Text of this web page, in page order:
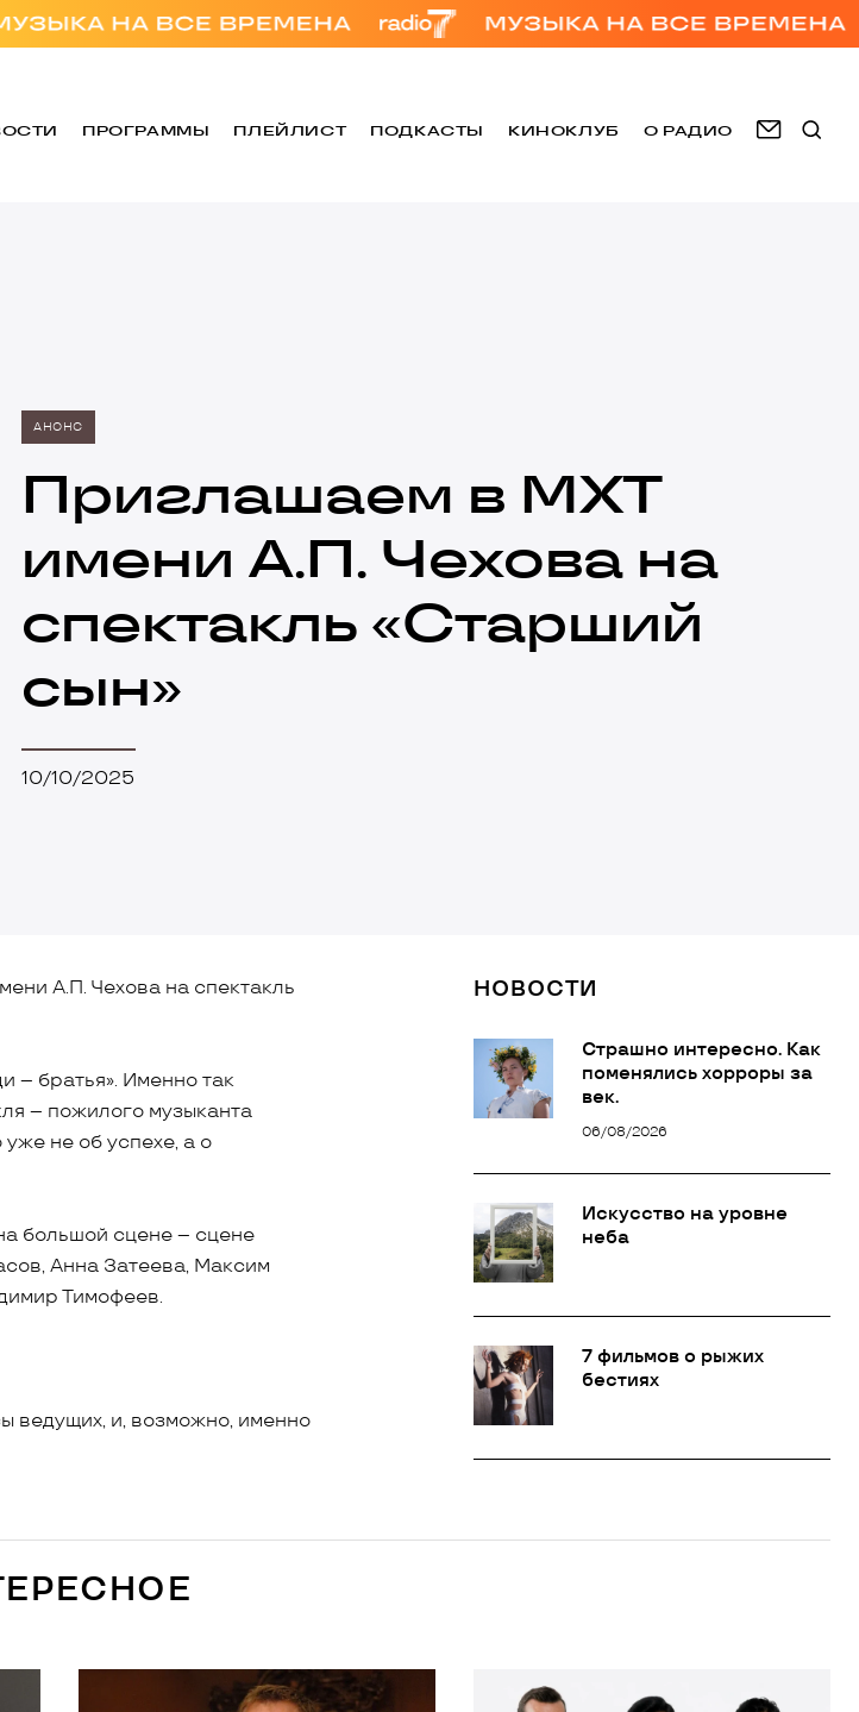
ПРОГРАММЫ ПЛЕЙЛИСТ ПОДКАСТЫ КИНОКЛУБ О РАДИО
АНОНС
Приглашаем в МХТ
имени А.П. Чехова на
спектакль «Старший
сын»
10/10/2025
А.П. Чехова на спектакль
– братья». Именно так
– пожилого музыканта
не об успехе, а о
большой сцене – сцене
Анна Затеева, Максим
Тимофеев.
ведущих, и, возможно, именно
НОВОСТИ
Страшно интересно. Как
поменялись хорроры за
век.
06/08/2026
Искусство на уровне
неба
7 фильмов о рыжих
бестиях